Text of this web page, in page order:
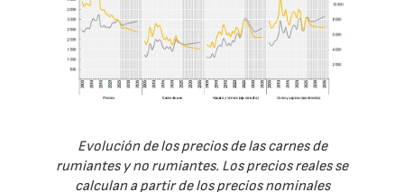
Evolución de los precios de las carnes de
rumiantes y no rumiantes. Los precios reales se
calculan a partir de los precios nominales